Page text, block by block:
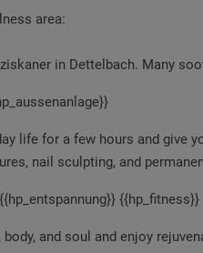
area:
in Dettelbach. Many
life for a few hours and give
nail sculpting, and
{{hp_fitness}}
and soul and enjoy